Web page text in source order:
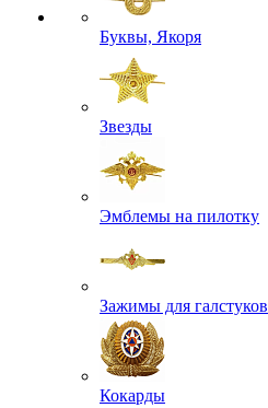
Буквы, Якоря
Звезды
Эмблемы на пилотку
Зажимы для галстуков
Кокарды